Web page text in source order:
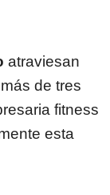
atraviesan
de tres
fitness
esta